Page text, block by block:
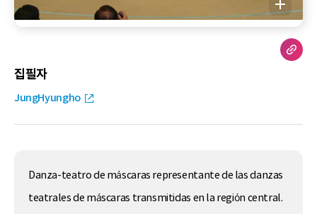
집필자
JungHyungho
Danza-teatro de máscaras representante de las danzas
teatrales de máscaras transmitidas en la región central.